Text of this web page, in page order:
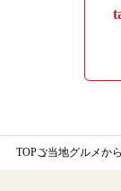
TOPご当地グルメか